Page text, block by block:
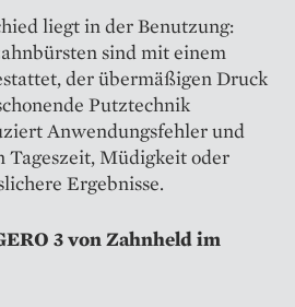
liegt in der Benutzung:
sind mit einem
der übermäßigen Druck
Putztechnik
Anwendungsfehler und
Tageszeit, Müdigkeit oder
Ergebnisse.
3 von Zahnheld im